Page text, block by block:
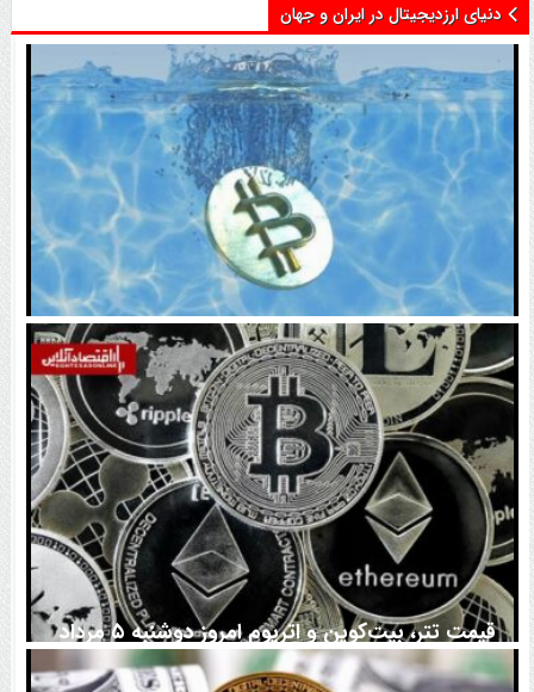
دنیای ارزدیجیتال در ایران و جهان
اتفاق تاریخی در بازار رمزارزها / بیت‌کوین سبز شد
قیمت تتر، بیت‌کوین و اتریوم امروز دوشنبه ۵ مرداد
۱۴۰۵ | بیت‌کوین این مرز را از دست بدهد، همه‌چیز تغییر